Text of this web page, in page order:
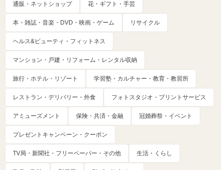
通販・ネットショップ 花・ギフト・手芸
本・雑誌・音楽・DVD・映画・ゲーム リサイクル
ヘルス&ビューティ・フィットネス
マンション・戸建・リフォーム・レンタル収納
旅行・ホテル・リゾート 学習塾・カルチャー・教育・教習所
レストラン・デリバリー・外食 フォトスタジオ・プリントサービス
アミューズメント 保険・共済・金融 冠婚葬祭・イベント
プレゼントキャンペーン・クーポン
TV局・新聞社・フリーペーパー・その他 生活・くらし